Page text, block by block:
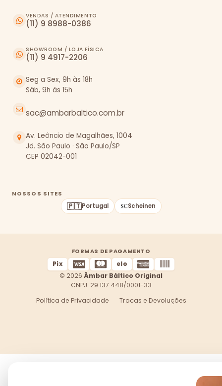
VENDAS / ATENDIMENTO
(11) 9 8988-0386
SHOWROOM / LOJA FÍSICA
(11) 9 4917-2206
Seg a Sex, 9h às 18h
Sáb, 9h às 15h
sac@ambarbaltico.com.br
Av. Leôncio de Magalhães, 1004
Jd. São Paulo · São Paulo/SP
CEP 02042-001
NOSSOS SITES
🇵🇹Portugal Scheinen
FORMAS DE PAGAMENTO
Pix
elo
© 2026 Âmbar Báltico Original
CNPJ: 29.137.448/0001-33
Política de Privacidade
Trocas e Devoluções